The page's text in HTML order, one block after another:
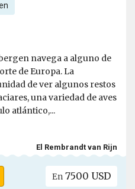
navega a alguno de
de Europa. La
de ver algunos restos
una variedad de aves
atlántico,...
El Rembrandt van Rijn
En 7500 USD